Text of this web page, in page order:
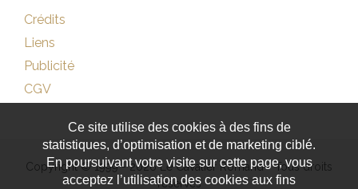
Crédits
Liens
Publicité
CGV
Copyright © 1999 - 2026 Le Cavalier Romand - Tous droits
réservés
Ce site utilise des cookies à des fins de
statistiques, d’optimisation et de marketing ciblé.
En poursuivant votre visite sur cette page, vous
acceptez l’utilisation des cookies aux fins